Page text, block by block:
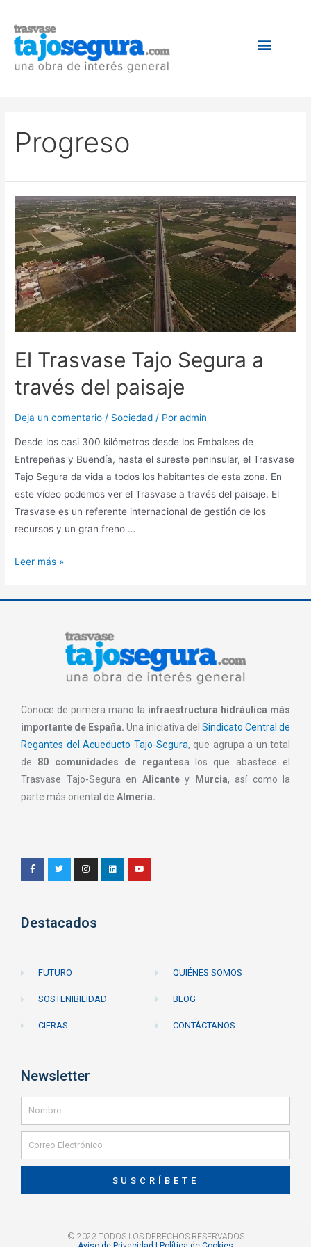
Progreso
El Trasvase Tajo Segura a
través del paisaje
Deja un comentario / Sociedad / Poradmin
Desde los casi 300 kilómetros desde los Embalses de
Entrepeñas y Buendía, hasta el sureste peninsular, el Trasvase
Tajo Segura da vida a todos los habitantes de esta zona. En
este vídeo podemos ver el Trasvase a través del paisaje. El
Trasvase es un referente internacional de gestión de los
recursos y un gran freno …
Leer más »
Conoce de primera mano la infraestructura hidráulica más
importante de España.Una iniciativa del Sindicato Central de
Regantes del Acueducto Tajo-Segura, que agrupa a un total
de 80 comunidades de regantesa los que abastece el
Trasvase Tajo-Segura en Alicante y Murcia, así como la
parte más oriental de Almería.
Destacados
FUTURO
SOSTENIBILIDAD
CIFRAS
QUIÉNES SOMOS
BLOG
CONTÁCTANOS
Newsletter
SUSCRÍBETE
© 2023 TODOS LOS DERECHOS RESERVADOS